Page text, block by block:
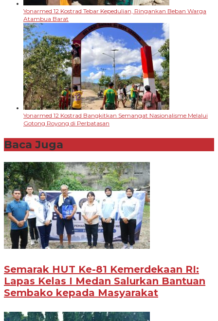
Yonarmed 12 Kostrad Tebar Kepedulian, Ringankan Beban Warga
Atambua Barat
Yonarmed 12 Kostrad Bangkitkan Semangat Nasionalisme Melalui
Gotong Royong di Perbatasan
Baca Juga
Semarak HUT Ke-81 Kemerdekaan RI:
Lapas Kelas I Medan Salurkan Bantuan
Sembako kepada Masyarakat